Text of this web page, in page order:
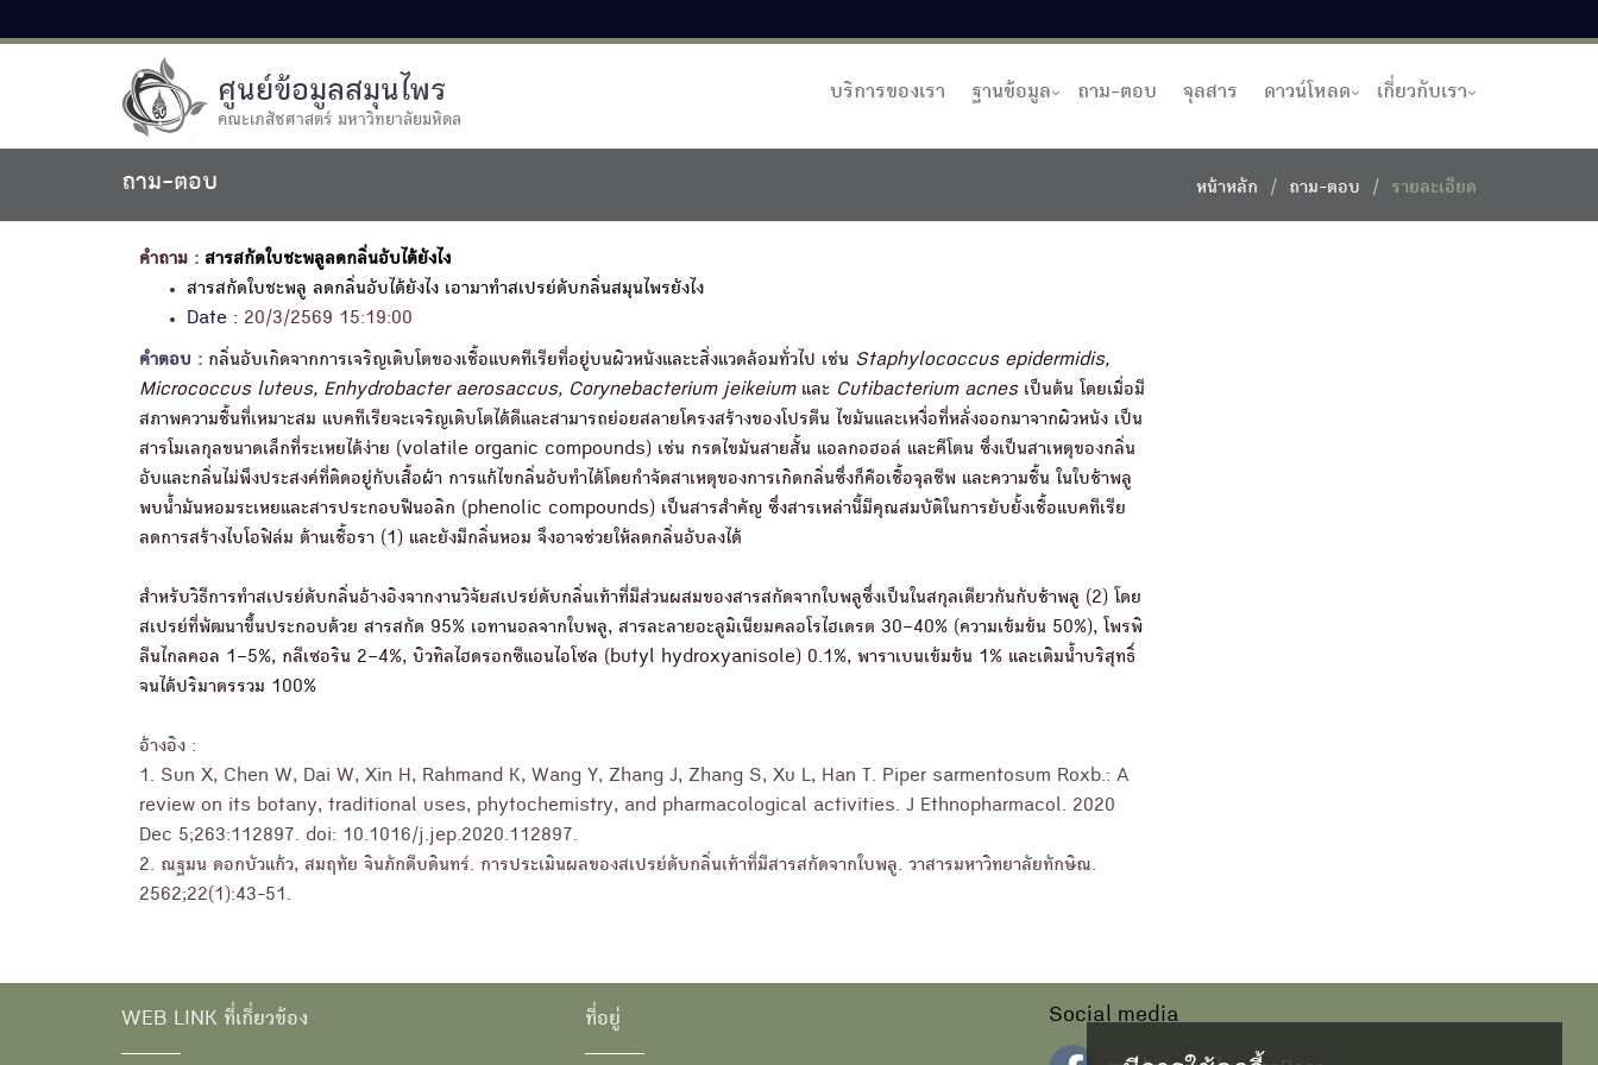
ศูนย์ข้อมูลสมุนไพร
คณะเภสัชศาสตร์ มหาวิทยาลัยมหิดล
บริการของเรา ฐานข้อมูล ถาม-ตอบ จุลสาร ดาวน์โหลด เกี่ยวกับเรา
ถาม-ตอบ หน้าหลัก ถาม-ตอบ รายละเอียด
คำถาม : สารสกัดใบชะพลูลดกลิ่นอับได้ยังไง
สารสกัดใบชะพลู ลดกลิ่นอับได้ยังไง เอามาทำสเปรย์ดับกลิ่นสมุนไพรยังไง
Date : 20/3/2569 15:19:00
คำตอบ : กลิ่นอับเกิดจากการเจริญเติบโตของเชื้อแบคทีเรียที่อยู่บนผิวหนังและะสิ่งแวดล้อมทั่วไป เช่น Staphylococcus epidermidis,
Micrococcus luteus, Enhydrobacter aerosaccus, Corynebacterium jeikeiumและ Cutibacterium acnesเป็นต้น โดยเมื่อมี
สภาพความชื้นที่เหมาะสม แบคทีเรียจะเจริญเติบโตได้ดีและสามารถย่อยสลายโครงสร้างของโปรตีน ไขมันและเหงื่อที่หลั่งออกมาจากผิวหนัง เป็น
สารโมเลกุลขนาดเล็กที่ระเหยได้ง่าย (volatile organic compounds) เช่น กรดไขมันสายสั้น แอลกอฮอล์ และคีโตน ซึ่งเป็นสาเหตุของกลิ่น
อับและกลิ่นไม่พึงประสงค์ที่ติดอยู่กับเสื้อผ้า การแก้ไขกลิ่นอับทำได้โดยกำจัดสาเหตุของการเกิดกลิ่นซึ่งก็คือเชื้อจุลชีพ และความชื้น ในใบช้าพลู
พบน้ำมันหอมระเหยและสารประกอบฟีนอลิก (phenolic compounds) เป็นสารสำคัญ ซึ่งสารเหล่านี้มีคุณสมบัติในการยับยั้งเชื้อแบคทีเรีย
ลดการสร้างไบโอฟิล์ม ต้านเชื้อรา (1) และยังมีกลิ่นหอม จึงอาจช่วยให้ลดกลิ่นอับลงได้
สำหรับวิธีการทำสเปรย์ดับกลิ่นอ้างอิงจากงานวิจัยสเปรย์ดับกลิ่นเท้าที่มีส่วนผสมของสารสกัดจากใบพลูซึ่งเป็นในสกุลเดียวกันกับช้าพลู (2) โดย
สเปรย์ที่พัฒนาขึ้นประกอบด้วย สารสกัด 95% เอทานอลจากใบพลู, สารละลายอะลูมิเนียมคลอโรไฮเดรต 30–40% (ความเข้มข้น 50%), โพรพิ
ลีนไกลคอล 1–5%, กลีเซอริน 2–4%, บิวทิลไฮดรอกซีแอนไอโซล (butyl hydroxyanisole) 0.1%, พาราเบนเข้มข้น 1% และเติมน้ำบริสุทธิ์
จนได้ปริมาตรรวม 100%
อ้างอิง :
1. Sun X, Chen W, Dai W, Xin H, Rahmand K, Wang Y, Zhang J, Zhang S, Xu L, Han T. Piper sarmentosum Roxb.: A
review on its botany, traditional uses, phytochemistry, and pharmacological activities. J Ethnopharmacol. 2020
Dec 5;263:112897. doi: 10.1016/j.jep.2020.112897.
2. ณฐมน ดอกบัวแก้ว, สมฤทัย จินภักดีบดินทร์. การประเมินผลของสเปรย์ดับกลิ่นเท้าที่มีสารสกัดจากใบพลู. วาสารมหาวิทยาลัยทักษิณ.
2562;22(1):43-51.
WEB LINK ที่เกี่ยวข้อง ที่อยู่ Social media